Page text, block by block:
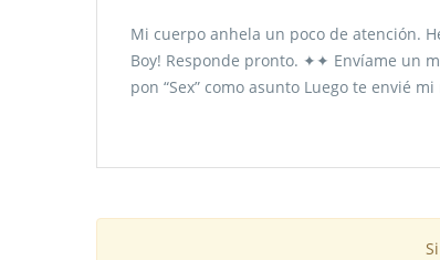
Mi cuerpo anhela un poco de atención.
Boy! Responde pronto. ✦✦ Envíame un
pon “Sex” como asunto Luego te envié